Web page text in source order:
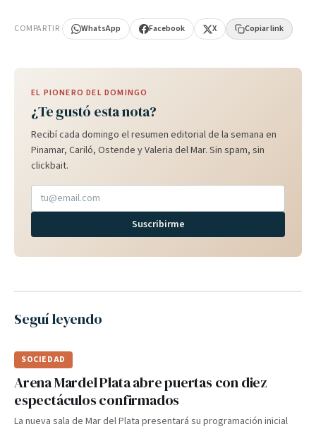
COMPARTIR WhatsApp Facebook X Copiar link
EL PIONERO DEL DOMINGO
¿Te gustó esta nota?
Recibí cada domingo el resumen editorial de la semana en
Pinamar, Cariló, Ostende y Valeria del Mar. Sin spam, sin
clickbait.
Suscribirme
Seguí leyendo
SOCIEDAD
Arena Mardel Plata abre puertas con diez
espectáculos confirmados
La nueva sala de Mar del Plata presentará su programación inicial